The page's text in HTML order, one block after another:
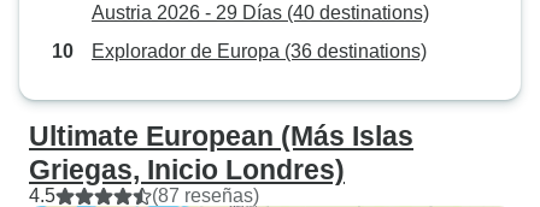
Austria 2026 - 29 Días (40 destinations)
Explorador de Europa (36 destinations)
Ultimate European (Más Islas
Griegas, Inicio Londres)
4.5 (87 reseñas)